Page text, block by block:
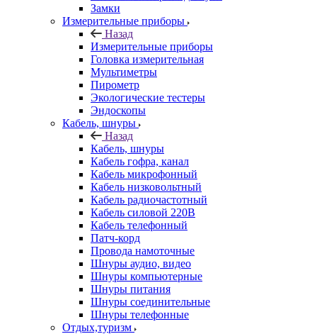
Замки
Измерительные приборы
Назад
Измерительные приборы
Головка измерительная
Мультиметры
Пирометр
Экологические тестеры
Эндоскопы
Кабель, шнуры
Назад
Кабель, шнуры
Кабель гофра, канал
Кабель микрофонный
Кабель низковольтный
Кабель радиочастотный
Кабель силовой 220В
Кабель телефонный
Патч-корд
Провода намоточные
Шнуры аудио, видео
Шнуры компьютерные
Шнуры питания
Шнуры соединительные
Шнуры телефонные
Отдых,туризм